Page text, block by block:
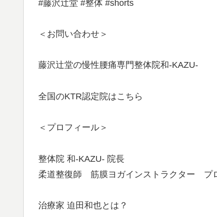
#藤沢辻堂 #整体 #shorts
＜お問い合わせ＞
藤沢辻堂の慢性腰痛専門整体院和-KAZU-
全国のKTR認定院はこちら
＜プロフィール＞
整体院 和-KAZU- 院長
柔道整復師 筋膜ヨガインストラクター プ
治療家 迫田和也とは？